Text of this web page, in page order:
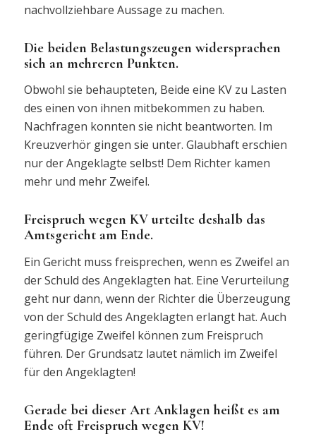
nachvollziehbare Aussage zu machen.
Die beiden Belastungszeugen widersprachen
sich an mehreren Punkten.
Obwohl sie behaupteten, Beide eine KV zu Lasten
des einen von ihnen mitbekommen zu haben.
Nachfragen konnten sie nicht beantworten. Im
Kreuzverhör gingen sie unter. Glaubhaft erschien
nur der Angeklagte selbst! Dem Richter kamen
mehr und mehr Zweifel.
Freispruch wegen KV urteilte deshalb das
Amtsgericht am Ende.
Ein Gericht muss freisprechen, wenn es Zweifel an
der Schuld des Angeklagten hat. Eine Verurteilung
geht nur dann, wenn der Richter die Überzeugung
von der Schuld des Angeklagten erlangt hat. Auch
geringfügige Zweifel können zum Freispruch
führen. Der Grundsatz lautet nämlich im Zweifel
für den Angeklagten!
Gerade bei dieser Art Anklagen heißt es am
Ende oft Freispruch wegen KV!